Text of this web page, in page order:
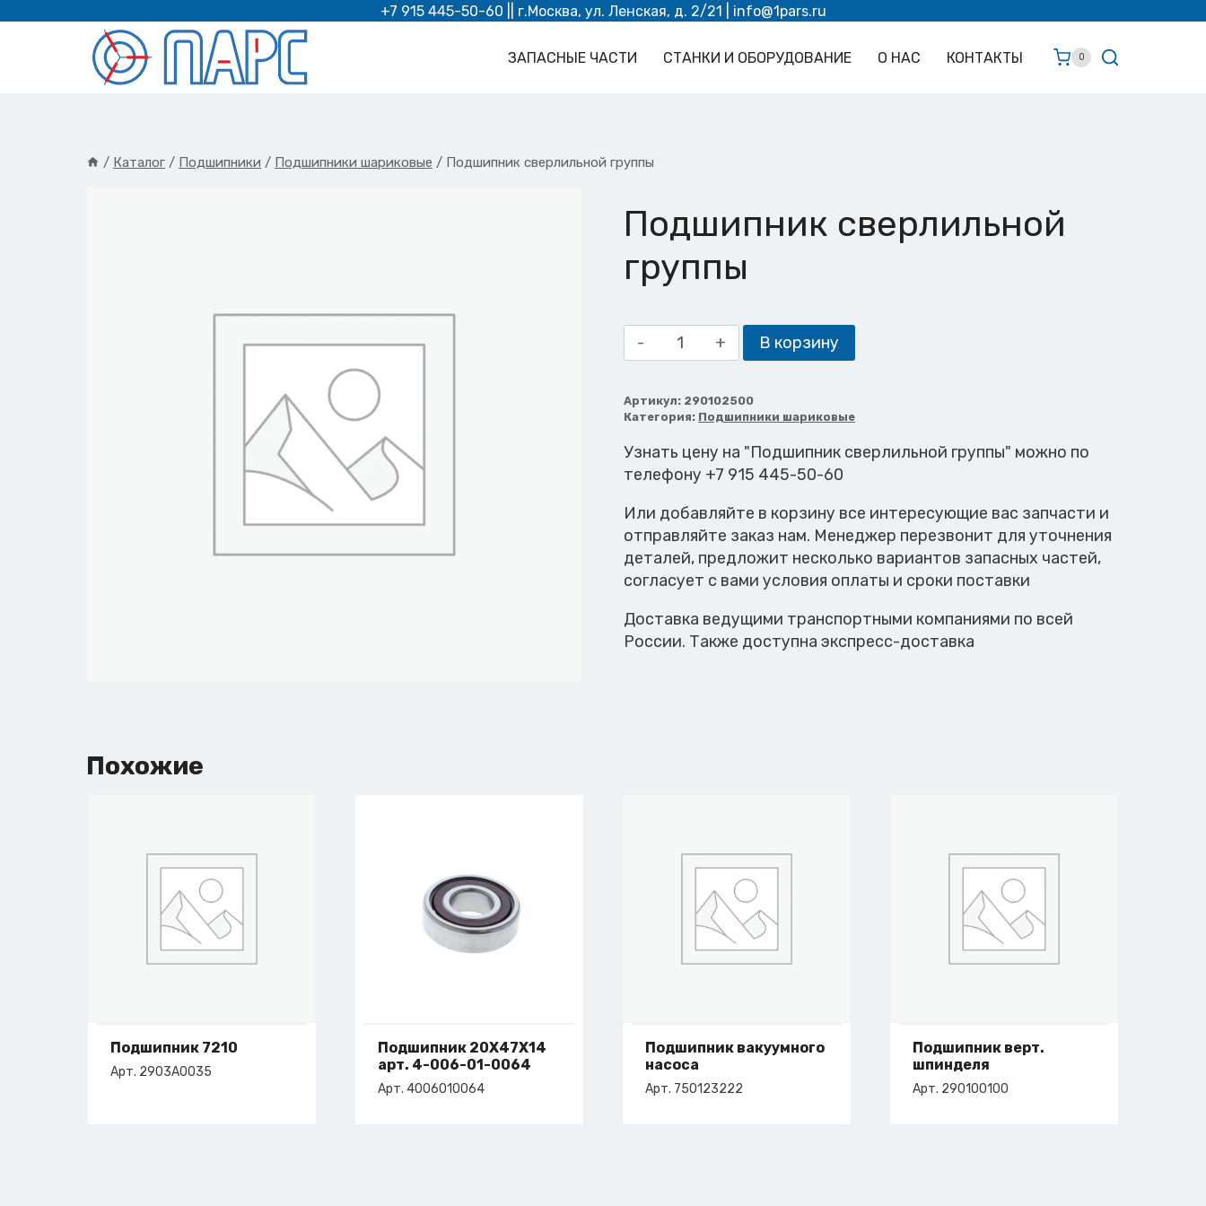
содержимому
+7 915 445-50-60 || г.Москва, ул. Ленская, д. 2/21 | info@1pars.ru
ЗАПАСНЫЕ ЧАСТИ СТАНКИ И ОБОРУДОВАНИЕ О НАС КОНТАКТЫ 0
/ Каталог / Подшипники / Подшипники шариковые / Подшипник сверлильной группы
Подшипник сверлильной
группы
Количество
товара
сверлильной
группы
В корзину
Артикул: 290102500
Категория: Подшипники шариковые
Узнать цену на "Подшипник сверлильной группы" можно по
телефону +7 915 445-50-60
Или добавляйте в корзину все интересующие вас запчасти и
отправляйте заказ нам. Менеджер перезвонит для уточнения
деталей, предложит несколько вариантов запасных частей,
согласует с вами условия оплаты и сроки поставки
Доставка ведущими транспортными компаниями по всей
России. Также доступна экспресс-доставка
Похожие
Подшипник 7210
Арт. 2903A0035
Подшипник 20X47X14
арт. 4-006-01-0064
Арт. 4006010064
Подшипник вакуумного
насоса
Арт. 750123222
Подшипник верт.
шпинделя
Арт. 290100100